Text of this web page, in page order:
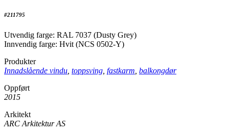
#211795
Utvendig farge: RAL 7037 (Dusty Grey)
Innvendig farge: Hvit (NCS 0502-Y)
Produkter
Innadslående vindu toppsving fastkarm balkongdør
Oppført
2015
Arkitekt
ARC Arkitektur AS